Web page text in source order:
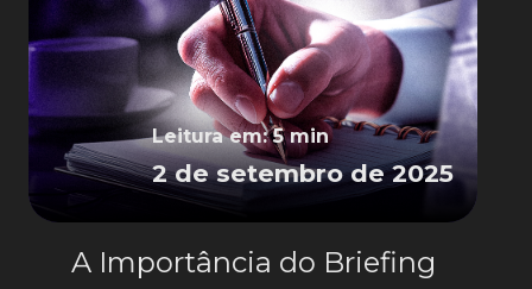
Leitura em: 5 min
2 de setembro de 2025
A Importância do Briefing